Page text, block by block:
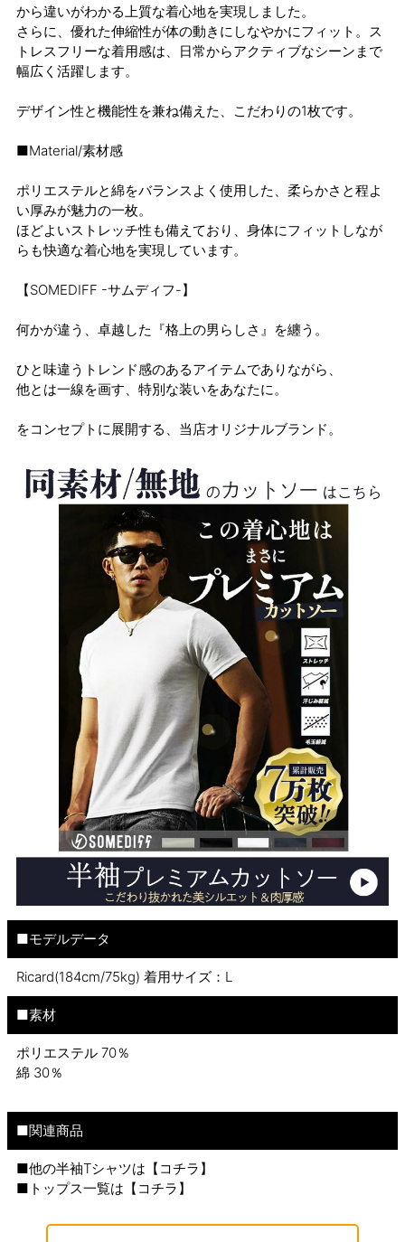
から違いがわかる上質な着心地を実現しました。
さらに、優れた伸縮性が体の動きにしなやかにフィット。ス
トレスフリーな着用感は、日常からアクティブなシーンまで
幅広く活躍します。
デザイン性と機能性を兼ね備えた、こだわりの1枚です。
■Material/素材感
ポリエステルと綿をバランスよく使用した、柔らかさと程よ
い厚みが魅力の一枚。
ほどよいストレッチ性も備えており、身体にフィットしなが
らも快適な着心地を実現しています。
【SOMEDIFF -サムディフ-】
何かが違う、卓越した『格上の男らしさ』を纏う。
ひと味違うトレンド感のあるアイテムでありながら、
他とは一線を画す、特別な装いをあなたに。
をコンセプトに展開する、当店オリジナルブランド。
■モデルデータ
Ricard(184cm/75kg) 着用サイズ：L
■素材
ポリエステル 70％
綿 30％
■関連商品
■他の半袖Tシャツは【 コチラ 】
■トップス一覧は【 コチラ 】